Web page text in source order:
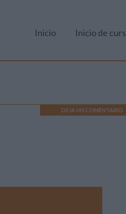
Inicio Inicio de
DEJA UN COMENTARIO